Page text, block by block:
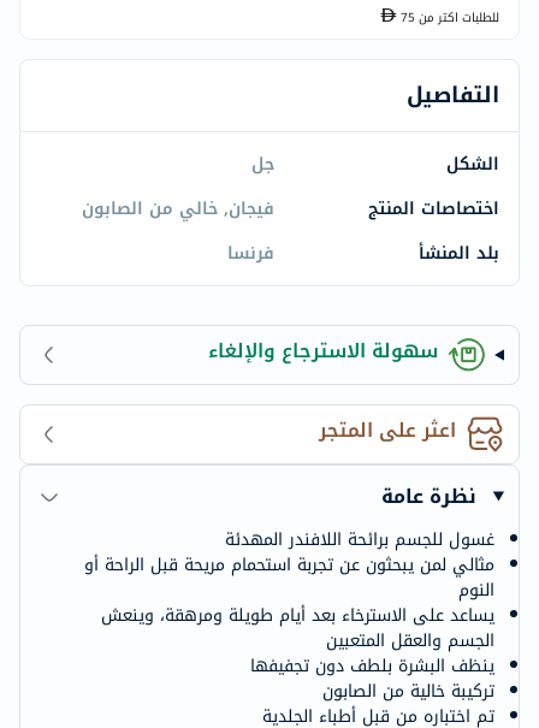
للطلبات اكتر من75
التفاصيل
الشكل
جل
اختصاصات المنتج
فيجان, خالي من الصابون
بلد المنشأ
فرنسا
سهولة الاسترجاع والإلغاء
اعثر على المتجر
نظرة عامة
غسول للجسم برائحة اللافندر المهدئة
مثالي لمن يبحثون عن تجربة استحمام مريحة قبل الراحة أو
النوم
يساعد على الاسترخاء بعد أيام طويلة ومرهقة، وينعش
الجسم والعقل المتعبين
ينظف البشرة بلطف دون تجفيفها
تركيبة خالية من الصابون
تم اختباره من قبل أطباء الجلدية